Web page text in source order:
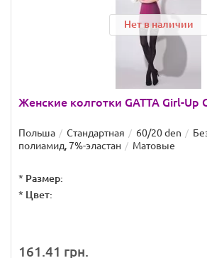
Нет в наличии
Женские колготки GATTA Girl-Up
Польша Стандартная 60/20 den
полиамид, 7%-эластан
Матовые
* Размер:
* Цвет:
161.41 грн.